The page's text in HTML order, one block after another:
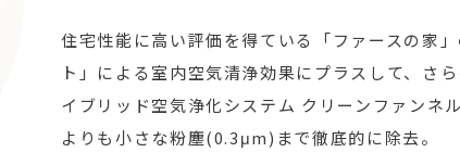
住宅性能に高い評価を得ている「ファースの家
ト」による室内空気清浄効果にプラスして、さ
イブリッド空気浄化システム クリーンファンネ
よりも小さな粉塵(0.3μm)まで徹底的に除去。